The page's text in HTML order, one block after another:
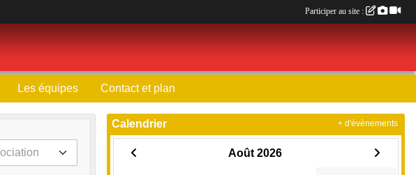
Les équipes Contact et plan
Calendrier
Août 2026
+ d'évènements
Participer au site :